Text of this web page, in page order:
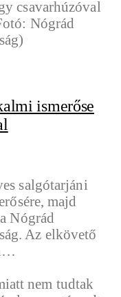
ismerőse
salgótarjáni
majd
Nógrád
Az elkövető